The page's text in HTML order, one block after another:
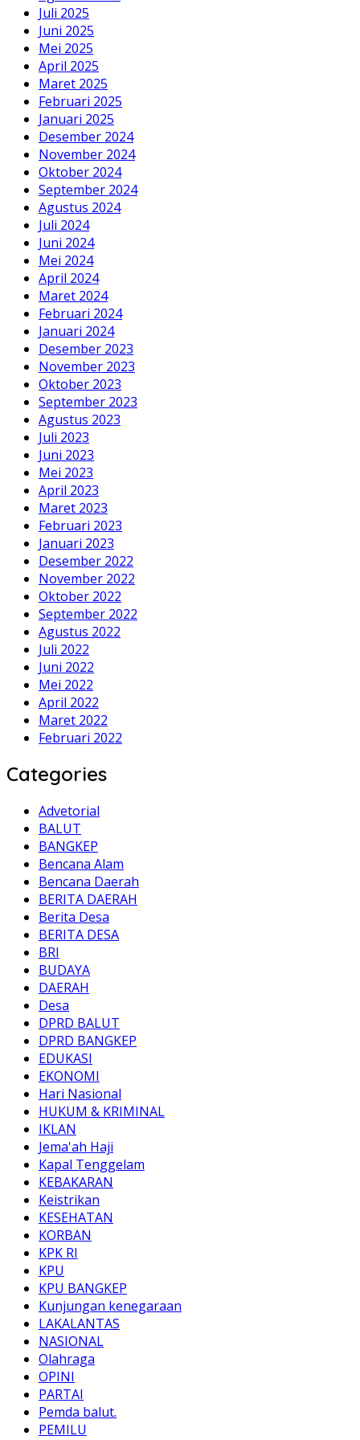
Juli 2025
Juni 2025
Mei 2025
April 2025
Maret 2025
Februari 2025
Januari 2025
Desember 2024
November 2024
Oktober 2024
September 2024
Agustus 2024
Juli 2024
Juni 2024
Mei 2024
April 2024
Maret 2024
Februari 2024
Januari 2024
Desember 2023
November 2023
Oktober 2023
September 2023
Agustus 2023
Juli 2023
Juni 2023
Mei 2023
April 2023
Maret 2023
Februari 2023
Januari 2023
Desember 2022
November 2022
Oktober 2022
September 2022
Agustus 2022
Juli 2022
Juni 2022
Mei 2022
April 2022
Maret 2022
Februari 2022
Categories
Advetorial
BALUT
BANGKEP
Bencana Alam
Bencana Daerah
BERITA DAERAH
Berita Desa
BERITA DESA
BRI
BUDAYA
DAERAH
Desa
DPRD BALUT
DPRD BANGKEP
EDUKASI
EKONOMI
Hari Nasional
HUKUM & KRIMINAL
IKLAN
Jema'ah Haji
Kapal Tenggelam
KEBAKARAN
Keistrikan
KESEHATAN
KORBAN
KPK RI
KPU
KPU BANGKEP
Kunjungan kenegaraan
LAKALANTAS
NASIONAL
Olahraga
OPINI
PARTAI
Pemda balut.
PEMILU